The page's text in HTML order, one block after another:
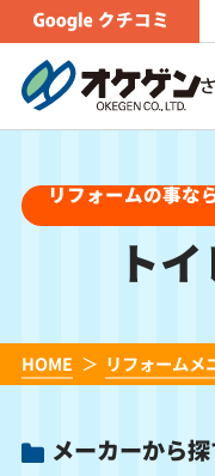
リフォームの事な
ト
HOME リフォームメ
メーカーから